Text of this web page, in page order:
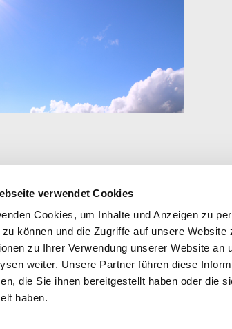
verwendet Cookies
Cookies, um Inhalte und Anzeigen zu
zu können und die Zugriffe auf unsere
zu Ihrer Verwendung unserer Website
weiter. Unsere Partner führen diese
die Sie ihnen bereitgestellt haben oder die
haben.
Rechtliches
Impressum
Datenschutzerklärung